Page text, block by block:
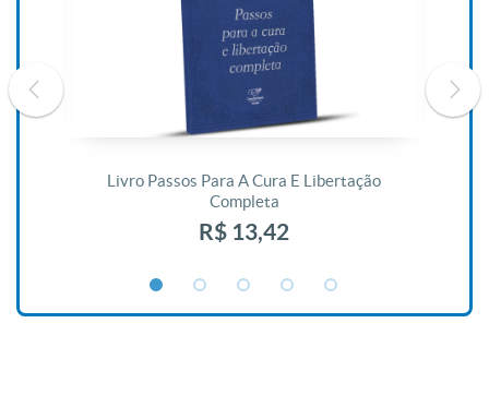
Livro Passos Para A Cura E Libertação
Completa
R$ 13,42